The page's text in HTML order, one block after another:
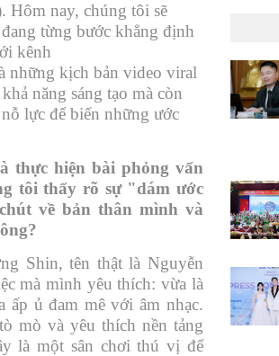
nay, chúng tôi sẽ
từng bước khẳng định
kênh
những kịch bản video viral
năng sáng tạo mà còn
lực để biến những ước
thực hiện bài phỏng vấn
tôi thấy rõ sự "dám ước
về bản thân mình và
Shin, tên thật là Nguyễn
mà mình yêu thích: vừa là
ấp ủ đam mê với âm nhạc.
mò và yêu thích nền tảng
là một sân chơi thú vị để